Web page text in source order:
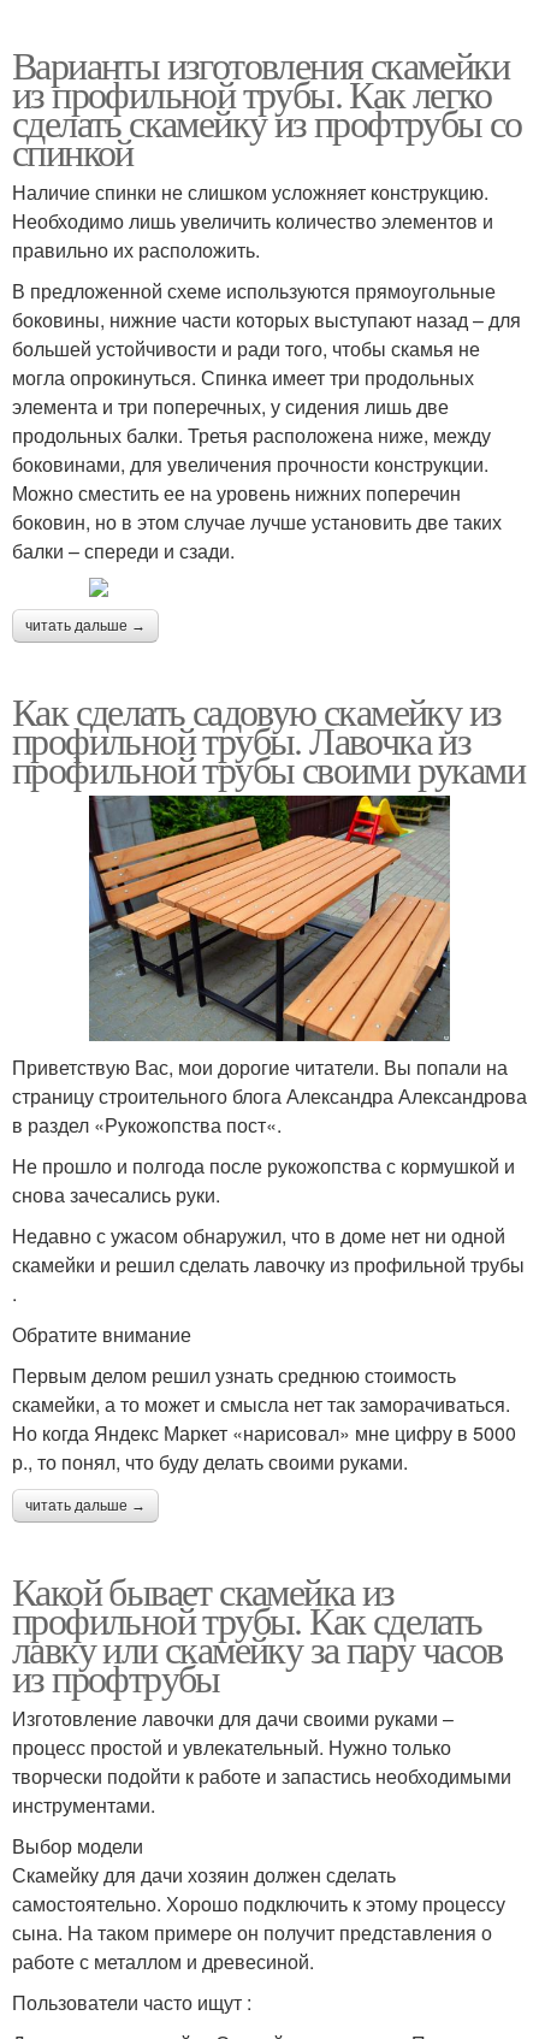
Варианты изготовления скамейки
из профильной трубы. Как легко
сделать скамейку из профтрубы со
спинкой
Наличие спинки не слишком усложняет конструкцию.
Необходимо лишь увеличить количество элементов и
правильно их расположить.
В предложенной схеме используются прямоугольные
боковины, нижние части которых выступают назад – для
большей устойчивости и ради того, чтобы скамья не
могла опрокинуться. Спинка имеет три продольных
элемента и три поперечных, у сидения лишь две
продольных балки. Третья расположена ниже, между
боковинами, для увеличения прочности конструкции.
Можно сместить ее на уровень нижних поперечин
боковин, но в этом случае лучше установить две таких
балки – спереди и сзади.
читать дальше →
Как сделать садовую скамейку из
профильной трубы. Лавочка из
профильной трубы своими руками
Приветствую Вас, мои дорогие читатели. Вы попали на
страницу строительного блога Александра Александрова
в раздел «Рукожопства пост«.
Не прошло и полгода после рукожопства с кормушкой и
снова зачесались руки.
Недавно с ужасом обнаружил, что в доме нет ни одной
скамейки и решил сделать лавочку из профильной трубы
.
Обратите внимание
Первым делом решил узнать среднюю стоимость
скамейки, а то может и смысла нет так заморачиваться.
Но когда Яндекс Маркет «нарисовал» мне цифру в 5000
р., то понял, что буду делать своими руками.
читать дальше →
Какой бывает скамейка из
профильной трубы. Как сделать
лавку или скамейку за пару часов
из профтрубы
Изготовление лавочки для дачи своими руками –
процесс простой и увлекательный. Нужно только
творчески подойти к работе и запастись необходимыми
инструментами.
Выбор модели
Скамейку для дачи хозяин должен сделать
самостоятельно. Хорошо подключить к этому процессу
сына. На таком примере он получит представления о
работе с металлом и древесиной.
Пользователи часто ищут :